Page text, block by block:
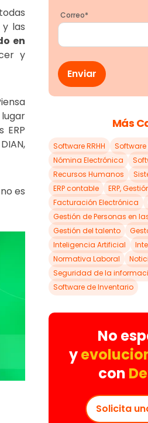
las
en
y
ERP
es
Correo*
Más
Software RRHH
Software
Nómina Electrónica
Recursos Humanos
ERP contable
ERP,
Facturación Electrónica
Gestión de Personas en
Gestión del talento
Inteligencia Artificial
Normativa Laboral
Seguridad de la
Software de Inventario
No
y
con
Solicita